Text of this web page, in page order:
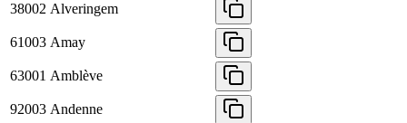
38002 Alveringem
61003 Amay
63001 Amblève
92003 Andenne